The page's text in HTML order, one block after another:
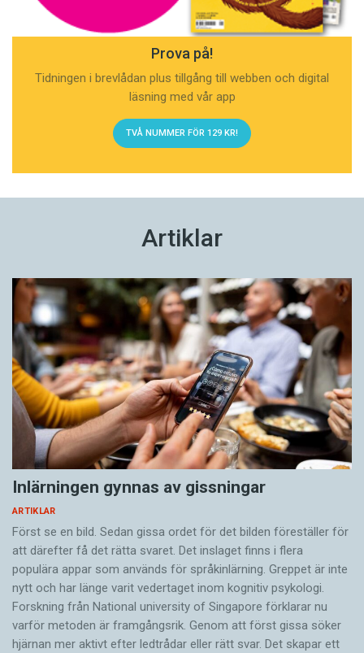
Prova på!
Tidningen i brevlådan plus tillgång till webben och digital
läsning med vår app
TVÅ NUMMER FÖR 129 KR!
Artiklar
Inlärningen gynnas av gissningar
ARTIKLAR
Först se en bild. Sedan gissa ordet för det bilden föreställer för
att därefter få det rätta svaret. Det inslaget finns i flera
populära appar som används för språkinlärning. Greppet är inte
nytt och har länge varit vedertaget inom kognitiv psykologi.
Forskning från National university of Singa­pore förklarar nu
varför metoden är framgångsrik. Genom att först gissa ­söker
hjärnan mer aktivt ­efter ledtrådar eller rätt svar. Det skapar ett